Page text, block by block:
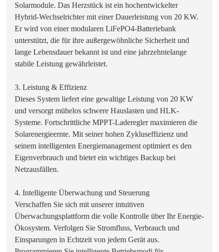
Solarmodule. Das Herzstück ist ein hochentwickelter
Hybrid-Wechselrichter mit einer Dauerleistung von 20 KW.
Er wird von einer modularen LiFePO4-Batteriebank
unterstützt, die für ihre außergewöhnliche Sicherheit und
lange Lebensdauer bekannt ist und eine jahrzehntelange
stabile Leistung gewährleistet.
3. Leistung & Effizienz
Dieses System liefert eine gewaltige Leistung von 20 KW
und versorgt mühelos schwere Hauslasten und HLK-
Systeme. Fortschrittliche MPPT-Laderegler maximieren die
Solarenergieernte. Mit seiner hohen Zykluseffizienz und
seinem intelligenten Energiemanagement optimiert es den
Eigenverbrauch und bietet ein wichtiges Backup bei
Netzausfällen.
4. Intelligente Überwachung und Steuerung
Verschaffen Sie sich mit unserer intuitiven
Überwachungsplattform die volle Kontrolle über Ihr Energie-
Ökosystem. Verfolgen Sie Stromfluss, Verbrauch und
Einsparungen in Echtzeit von jedem Gerät aus.